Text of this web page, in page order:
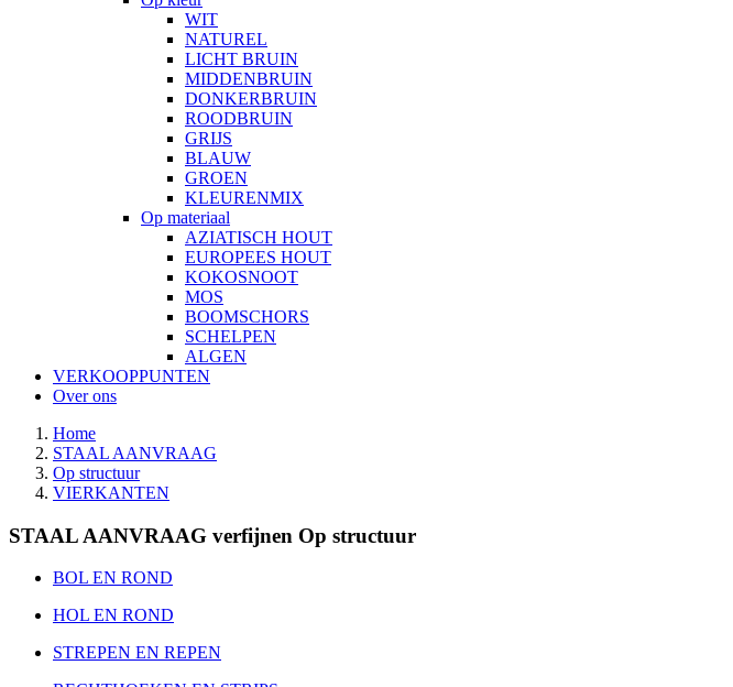
WIT
NATUREL
LICHT BRUIN
MIDDENBRUIN
DONKERBRUIN
ROODBRUIN
GRIJS
BLAUW
GROEN
KLEURENMIX
Op materiaal
AZIATISCH HOUT
EUROPEES HOUT
KOKOSNOOT
MOS
BOOMSCHORS
SCHELPEN
ALGEN
VERKOOPPUNTEN
Over ons
Home
STAAL AANVRAAG
Op structuur
VIERKANTEN
STAAL AANVRAAG verfijnen Op structuur
BOL EN ROND
HOL EN ROND
STREPEN EN REPEN